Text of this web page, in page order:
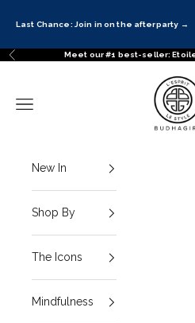
Last Chance: Join in on the afterparty →
Previous Meet our #1 best-seller:
BuDhaGirl
Navigation menu
New In
Shop By
The Icons
Mindfulness